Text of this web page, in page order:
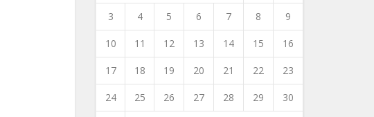
3 4 5 6 7 8 9
10 11 12 13 14 15 16
17 18 19 20 21 22 23
24 25 26 27 28 29 30